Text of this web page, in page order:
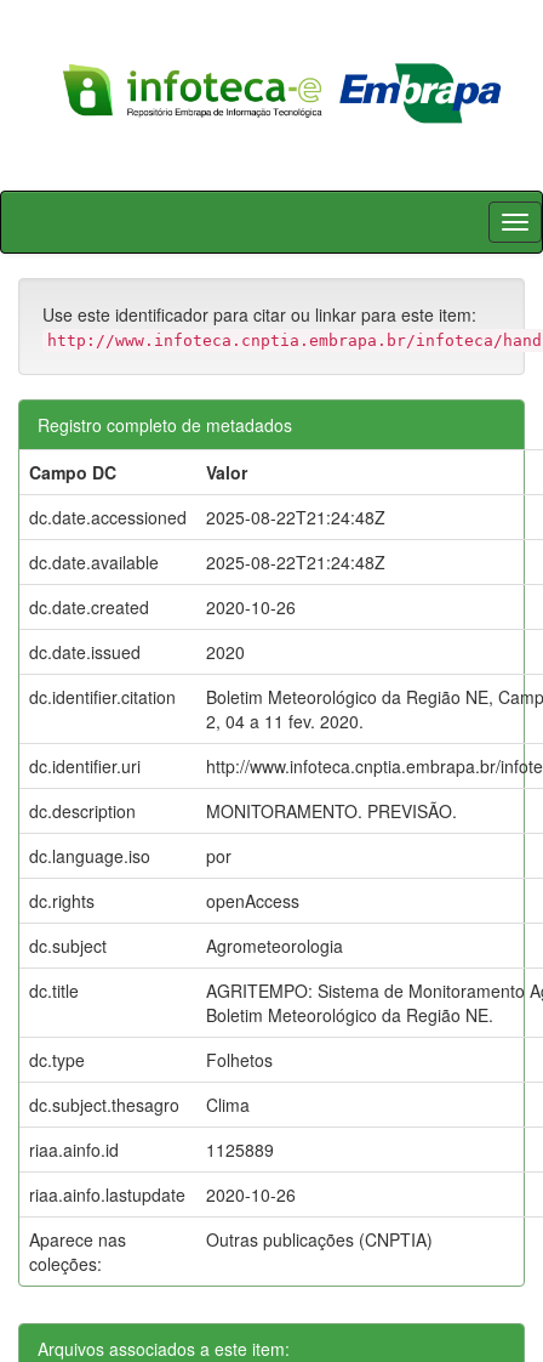
Skip
Use este identificador para citar ou linkar para este item:
http://www.infoteca.cnptia.embrapa.br/infoteca/
Registro completo de metadados
Campo DC
Valor
dc.date.accessioned
2025-08-22T21:24:48Z
dc.date.available
2025-08-22T21:24:48Z
dc.date.created
2020-10-26
dc.date.issued
2020
dc.identifier.citation
Boletim Meteorológico da Região NE,
2, 04 a 11 fev. 2020.
dc.identifier.uri
http://www.infoteca.cnptia.embrapa.br/
dc.description
MONITORAMENTO. PREVISÃO.
dc.language.iso
por
dc.rights
openAccess
dc.subject
Agrometeorologia
dc.title
AGRITEMPO: Sistema de Monitoramento
Boletim Meteorológico da Região NE.
dc.type
Folhetos
dc.subject.thesagro
Clima
riaa.ainfo.id
1125889
riaa.ainfo.lastupdate
2020-10-26
Aparece nas
coleções:
Outras publicações (CNPTIA)
Arquivos associados a este item: